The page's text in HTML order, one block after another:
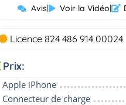
Avis| Voir la Vidéo|
Licence 824 486 914 00024
Prix:
Apple iPhone
Connecteur de charge